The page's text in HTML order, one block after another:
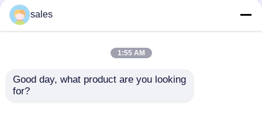
খবর
VR Show
sales
1:55 AM
Good day, what product are you looking
for?